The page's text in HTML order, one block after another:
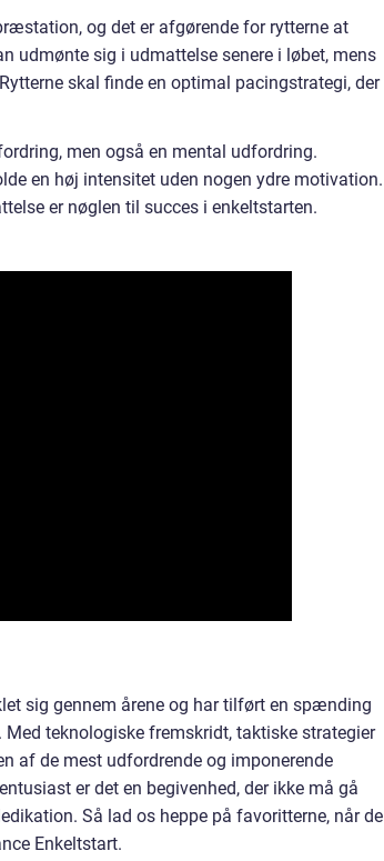
og det er afgørende for rytterne at
udmønte sig i udmattelse senere i løbet, mens
skal finde en optimal pacingstrategi, der
men også en mental udfordring.
en høj intensitet uden nogen ydre motivation.
er nøglen til succes i enkeltstarten.
sig gennem årene og har tilført en spænding
teknologiske fremskridt, taktiske strategier
af de mest udfordrende og imponerende
er det en begivenhed, der ikke må gå
Så lad os heppe på favoritterne, når de
Enkeltstart.